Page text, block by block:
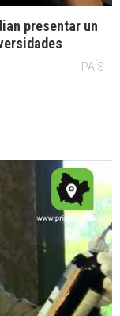
presentar un
PAÍS